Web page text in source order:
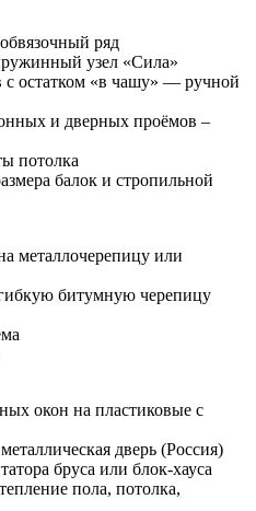
ряд
узел «Сила»
с остатком «в чашу» — ручной
и дверных проёмов –
потолка
балок и стропильной
металлочерепицу или
битумную черепицу
окон на пластиковые с
дверь (Россия)
бруса или блок-хауса
пола, потолка,